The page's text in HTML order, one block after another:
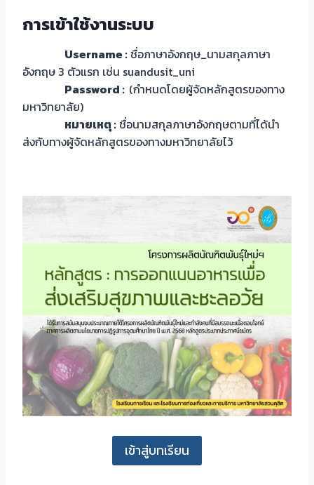
การเข้าใช้งานระบบ
Username : ชื่อภาษาอังกฤษ_นามสกุลภาษา
อังกฤษ 3 ตัวแรก เช่น suandusit_uni
Password : (กำหนดโดยผู้จัดหลักสูตรของทาง
มหาวิทยาลัย)
หมายเหตุ : ชื่อนามสกุลภาษาอังกฤษตามที่ได้นำ
ส่งกับทางผู้จัดหลักสูตรของทางมหาวิทยาลัยไว้
เข้าสู่บทเรียน